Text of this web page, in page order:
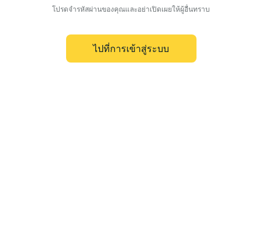
โปรดจำรหัสผ่านของคุณและอย่าเปิดเผยให้ผู้อื่นทราบ
ไปที่การเข้าสู่ระบบ